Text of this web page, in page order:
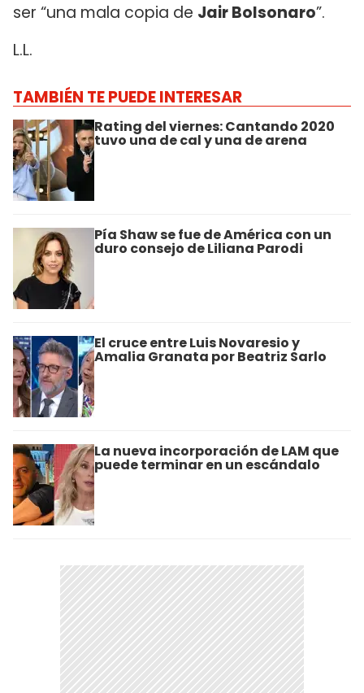
ser “una mala copia de Jair Bolsonaro”.
L.L.
TAMBIÉN TE PUEDE INTERESAR
Rating del viernes: Cantando 2020
tuvo una de cal y una de arena
Pía Shaw se fue de América con un
duro consejo de Liliana Parodi
El cruce entre Luis Novaresio y
Amalia Granata por Beatriz Sarlo
La nueva incorporación de LAM que
puede terminar en un escándalo